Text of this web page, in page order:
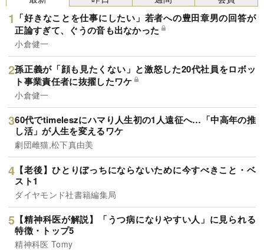
「好きなことを仕事にしたい」若者への豊田章男の回答が
正論すぎて、ぐうの音も出なかった
小倉健一
孫正義が「顔も見たくない」と激怒した20代社員をロボッ
ト事業責任者に抜擢したワケ
小倉健一
60代でtimeleszにハマり人生初の1人遠征へ…「中高年の推
し活」が人生を変えるワケ
劇団雌猫,松下真由美
【老後】ひとりぼっちにならないために今すべきこと・ベ
スト1
ダイヤモンド社書籍編集局
【精神科医が解説】「うつ病になりやすい人」に見られる
特徴・トップ5
精神科医 Tomy